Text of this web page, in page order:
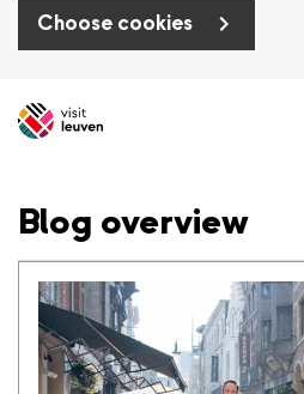
Choose cookies
zum
Blog overview